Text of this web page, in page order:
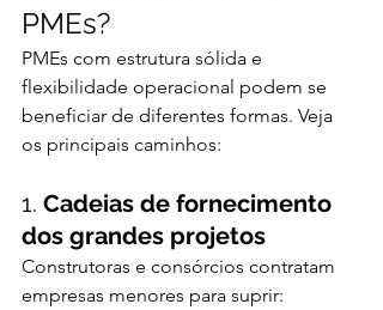
PMEs?
PMEs com estrutura sólida e
flexibilidade operacional podem se
beneficiar de diferentes formas. Veja
os principais caminhos:
1. Cadeias de fornecimento
dos grandes projetos
Construtoras e consórcios contratam
empresas menores para suprir: